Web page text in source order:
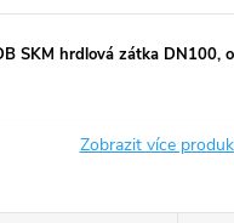
SKM hrdlová zátka DN100,
Zobrazit více